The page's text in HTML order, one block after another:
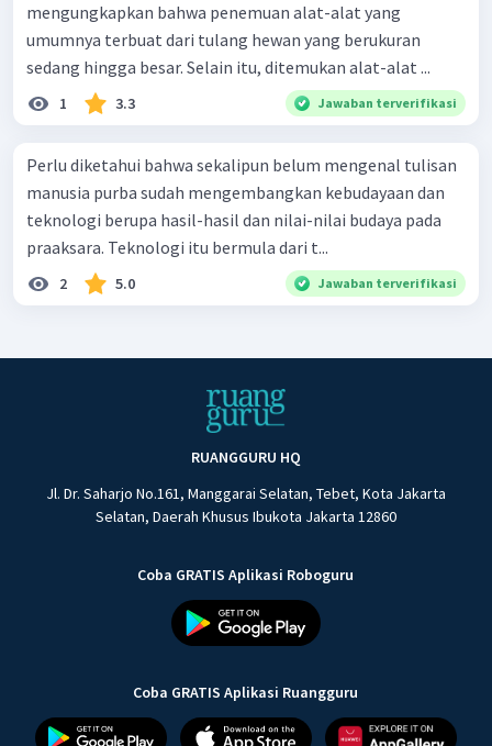
mengungkapkan bahwa penemuan alat-alat yang
umumnya terbuat dari tulang hewan yang berukuran
sedang hingga besar. Selain itu, ditemukan alat-alat ...
1 3.3 Jawaban terverifikasi
Perlu diketahui bahwa sekalipun belum mengenal tulisan
manusia purba sudah mengembangkan kebudayaan dan
teknologi berupa hasil-hasil dan nilai-nilai budaya pada
praaksara. Teknologi itu bermula dari t...
2 5.0 Jawaban terverifikasi
RUANGGURU HQ
Jl. Dr. Saharjo No.161, Manggarai Selatan, Tebet, Kota Jakarta
Selatan, Daerah Khusus Ibukota Jakarta 12860
Coba GRATIS Aplikasi Roboguru
Coba GRATIS Aplikasi Ruangguru